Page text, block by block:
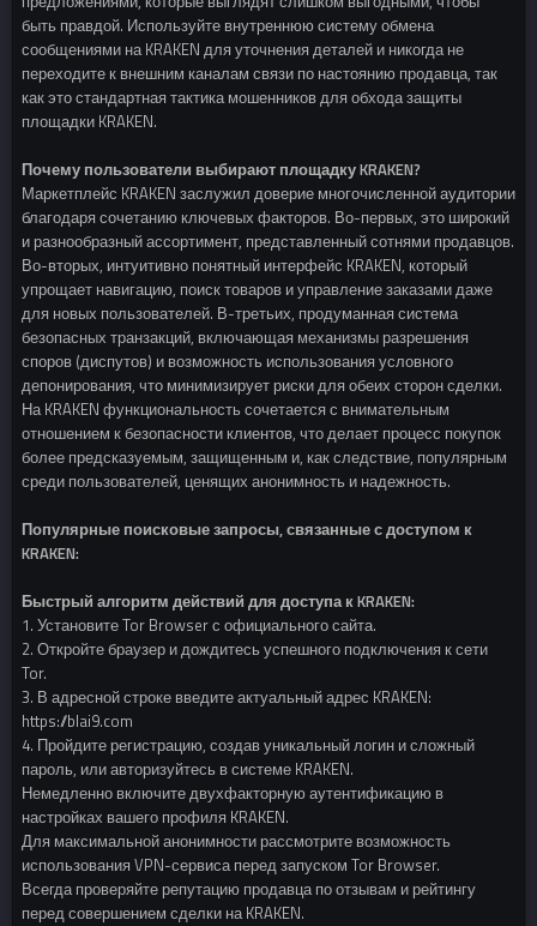
быть правдой. Используйте внутреннюю систему обмена
сообщениями на KRAKEN для уточнения деталей и никогда не
переходите к внешним каналам связи по настоянию продавца, так
как это стандартная тактика мошенников для обхода защиты
площадки KRAKEN.
Почему пользователи выбирают площадку KRAKEN?
Маркетплейс KRAKEN заслужил доверие многочисленной аудитории
благодаря сочетанию ключевых факторов. Во-первых, это широкий
и разнообразный ассортимент, представленный сотнями продавцов.
Во-вторых, интуитивно понятный интерфейс KRAKEN, который
упрощает навигацию, поиск товаров и управление заказами даже
для новых пользователей. В-третьих, продуманная система
безопасных транзакций, включающая механизмы разрешения
споров (диспутов) и возможность использования условного
депонирования, что минимизирует риски для обеих сторон сделки.
На KRAKEN функциональность сочетается с внимательным
отношением к безопасности клиентов, что делает процесс покупок
более предсказуемым, защищенным и, как следствие, популярным
среди пользователей, ценящих анонимность и надежность.
Популярные поисковые запросы, связанные с доступом к
KRAKEN:
Быстрый алгоритм действий для доступа к KRAKEN:
1. Установите Tor Browser с официального сайта.
2. Откройте браузер и дождитесь успешного подключения к сети
Tor.
3. В адресной строке введите актуальный адрес KRAKEN:
https://blai9.com
4. Пройдите регистрацию, создав уникальный логин и сложный
пароль, или авторизуйтесь в системе KRAKEN.
Немедленно включите двухфакторную аутентификацию в
настройках вашего профиля KRAKEN.
Для максимальной анонимности рассмотрите возможность
использования VPN-сервиса перед запуском Tor Browser.
Всегда проверяйте репутацию продавца по отзывам и рейтингу
перед совершением сделки на KRAKEN.